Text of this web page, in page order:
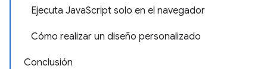
Ejecuta JavaScript solo en el navegador
Cómo realizar un diseño personalizado
Conclusión